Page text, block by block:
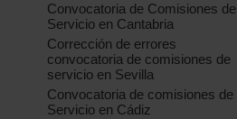
Convocatoria de Comisiones de
Servicio en Cantabria
Corrección de errores
convocatoria de comisiones de
servicio en Sevilla
Convocatoria de comisiones de
Servicio en Cádiz